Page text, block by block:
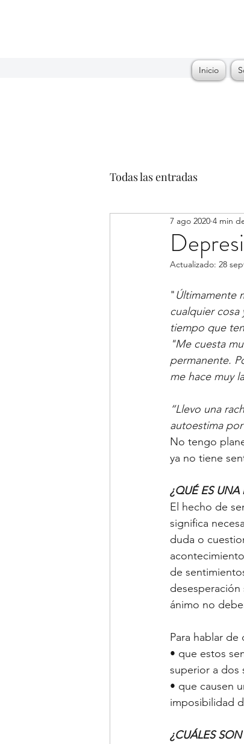
Inicio
Todas las entradas
7 ago 2020 4 min
Actualizado: 28
"Últimamente
cualquier
tiempo que
"Me cuesta
permanente.
me hace muy
“Llevo una
autoestima
No tengo
ya no tiene
¿QUÉ ES UNA
El hecho de
significa
duda o
de
desesperación
ánimo no
Para hablar
• que estos
superior a dos
• que causen
imposibilidad
¿CUÁLES